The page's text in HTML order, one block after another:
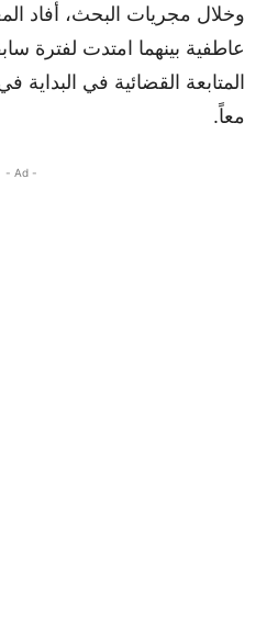
وخلال مجريات البحث، أفاد
عاطفية بينهما امتدت لفترة
المتابعة القضائية في
معاً.
- Ad -